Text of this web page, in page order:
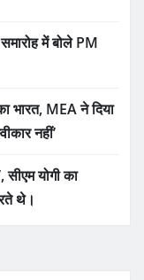
में बोले PM
भारत, MEA ने दिया
नहीं’
योगी का
थे।